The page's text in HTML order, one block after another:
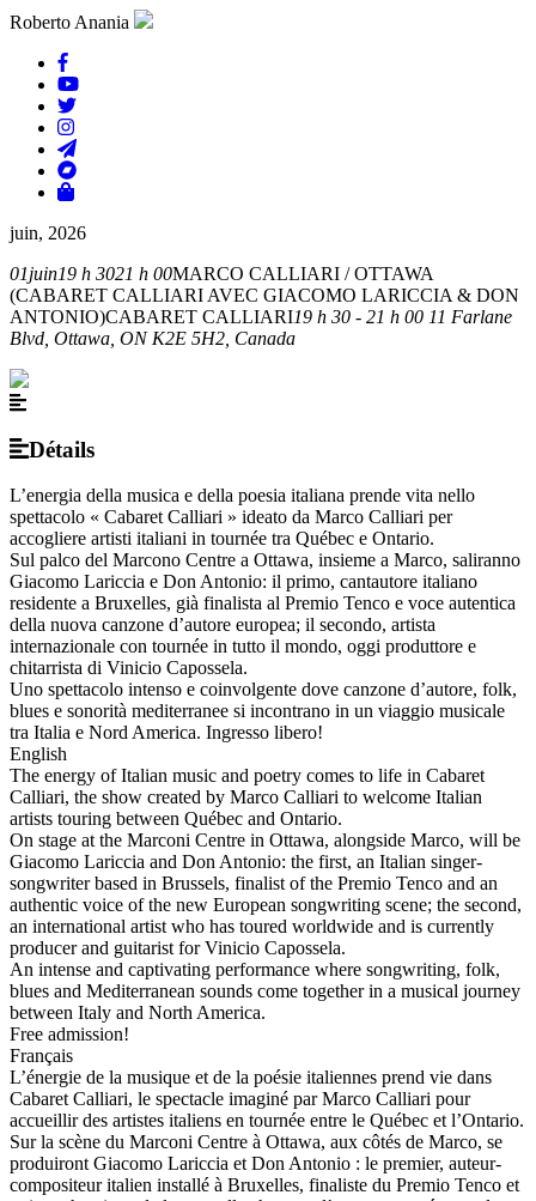
Roberto Anania
juin, 2026
01juin19 h 3021 h 00MARCO CALLIARI / OTTAWA
(CABARET CALLIARI AVEC GIACOMO LARICCIA & DON
ANTONIO)CABARET CALLIARI19 h 30 - 21 h 00 11 Farlane
Blvd, Ottawa, ON K2E 5H2, Canada
Détails
L’energia della musica e della poesia italiana prende vita nello
spettacolo « Cabaret Calliari » ideato da Marco Calliari per
accogliere artisti italiani in tournée tra Québec e Ontario.
Sul palco del Marcono Centre a Ottawa, insieme a Marco, saliranno
Giacomo Lariccia e Don Antonio: il primo, cantautore italiano
residente a Bruxelles, già finalista al Premio Tenco e voce autentica
della nuova canzone d’autore europea; il secondo, artista
internazionale con tournée in tutto il mondo, oggi produttore e
chitarrista di Vinicio Capossela.
Uno spettacolo intenso e coinvolgente dove canzone d’autore, folk,
blues e sonorità mediterranee si incontrano in un viaggio musicale
tra Italia e Nord America. Ingresso libero!
English
The energy of Italian music and poetry comes to life in Cabaret
Calliari, the show created by Marco Calliari to welcome Italian
artists touring between Québec and Ontario.
On stage at the Marconi Centre in Ottawa, alongside Marco, will be
Giacomo Lariccia and Don Antonio: the first, an Italian singer-
songwriter based in Brussels, finalist of the Premio Tenco and an
authentic voice of the new European songwriting scene; the second,
an international artist who has toured worldwide and is currently
producer and guitarist for Vinicio Capossela.
An intense and captivating performance where songwriting, folk,
blues and Mediterranean sounds come together in a musical journey
between Italy and North America.
Free admission!
Français
L’énergie de la musique et de la poésie italiennes prend vie dans
Cabaret Calliari, le spectacle imaginé par Marco Calliari pour
accueillir des artistes italiens en tournée entre le Québec et l’Ontario.
Sur la scène du Marconi Centre à Ottawa, aux côtés de Marco, se
produiront Giacomo Lariccia et Don Antonio : le premier, auteur-
compositeur italien installé à Bruxelles, finaliste du Premio Tenco et